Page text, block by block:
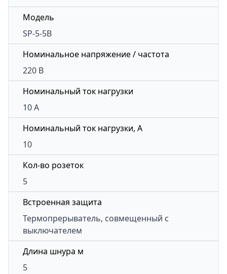
Модель
SP-5-5B
Номинальное напряжение / частота
220 В
Номинальный ток нагрузки
10 А
Номинальный ток нагрузки, А
10
Кол-во розеток
5
Встроенная защита
Термопрерыватель, совмещенный с
выключателем
Длина шнура м
5